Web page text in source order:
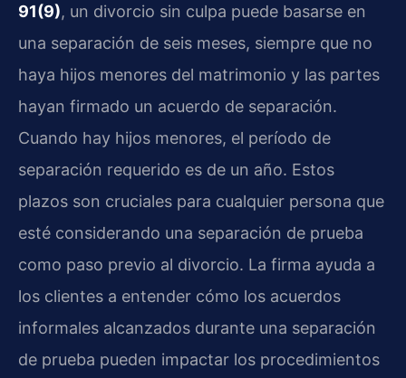
91(9), un divorcio sin culpa puede basarse en
una separación de seis meses, siempre que no
haya hijos menores del matrimonio y las partes
hayan firmado un acuerdo de separación.
Cuando hay hijos menores, el período de
separación requerido es de un año. Estos
plazos son cruciales para cualquier persona que
esté considerando una separación de prueba
como paso previo al divorcio. La firma ayuda a
los clientes a entender cómo los acuerdos
informales alcanzados durante una separación
de prueba pueden impactar los procedimientos